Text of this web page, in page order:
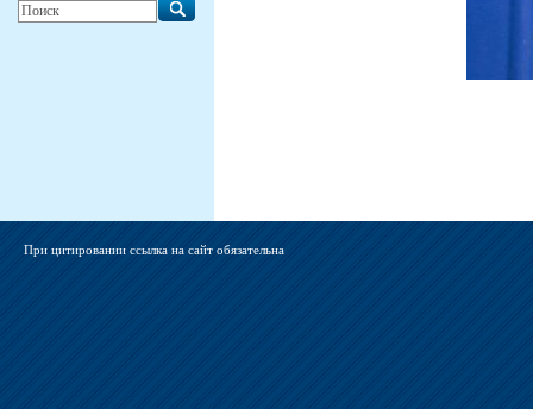
При цитировании ссылка на сайт обязательна